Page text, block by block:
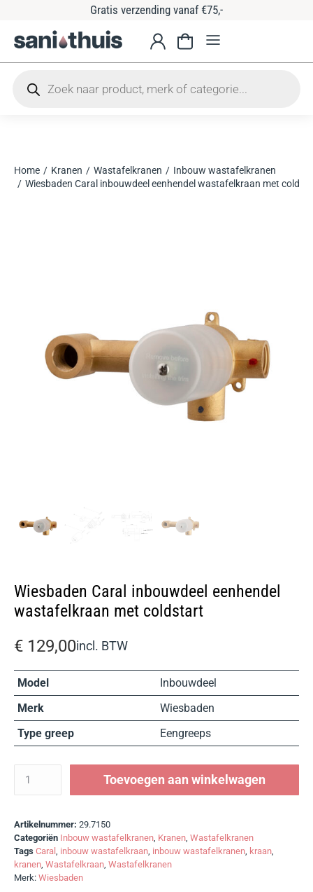
Gratis verzending vanaf €75,-
Je bent hier:
Home Kranen Wastafelkranen
Inbouw wastafelkranen
Wiesbaden Caral inbouwdeel eenhendel wastafelkraan met
Wiesbaden Caral inbouwdeel eenhendel
wastafelkraan met coldstart
€ 129,00incl. BTW
Model
Inbouwdeel
Merk
Wiesbaden
Type greep
Eengreeps
Toevoegen aan winkelwagen
Artikelnummer: 29.7150
Categoriën Inbouw wastafelkranen Kranen Wastafelkranen
Tags Caral inbouw wastafelkraan inbouw wastafelkranen kraan
kranen Wastafelkraan Wastafelkranen
Merk: Wiesbaden